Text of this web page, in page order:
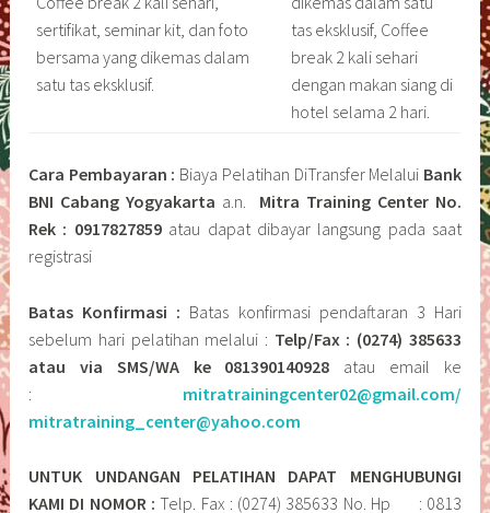
sertifikat, seminar kit, dan foto
bersama yang dikemas dalam
satu tas eksklusif.
tas eksklusif, Coffee
break 2 kali sehari
dengan makan siang di
hotel selama 2 hari.
Cara Pembayaran : Biaya Pelatihan DiTransfer Melalui Bank
BNI Cabang Yogyakarta a.n. Mitra Training Center No.
Rek : 0917827859atau dapat dibayar langsung pada saat
registrasi
Batas Konfirmasi : Batas konfirmasi pendaftaran 3 Hari
sebelum hari pelatihan melalui : Telp/Fax : (0274) 385633
atau via SMS/WA ke 081390140928 atau email ke
:
mitratrainingcenter02@gmail.com/
mitratraining_center@yahoo.com
UNTUK UNDANGAN PELATIHAN DAPAT MENGHUBUNGI
KAMI DI NOMOR : Telp. Fax : (0274) 385633 No. Hp : 0813